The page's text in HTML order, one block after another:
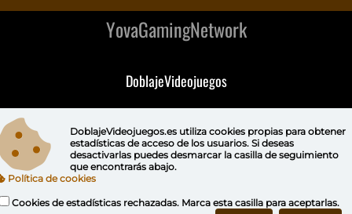
YovaGamingNetwork
DoblajeVideojuegos
DeVuego GAL
DoblajeVideojuegos.es utiliza cookies propiaspara obtener
estadísticas de acceso de los usuarios. Si deseas
desactivarlas puedes desmarcar la casilla de seguimiento
que encontrarás abajo.
Política de cookies
Cookies de estadísticas rechazadas. Marca esta casilla para aceptarlas.